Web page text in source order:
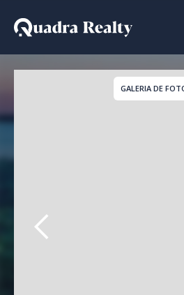
Casa a
GALERIA DE